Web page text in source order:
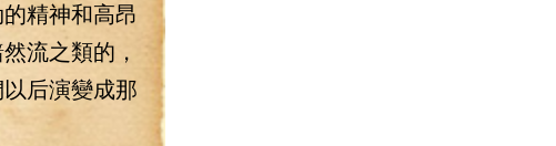
精神和高昂
流之類的，
后演變成那